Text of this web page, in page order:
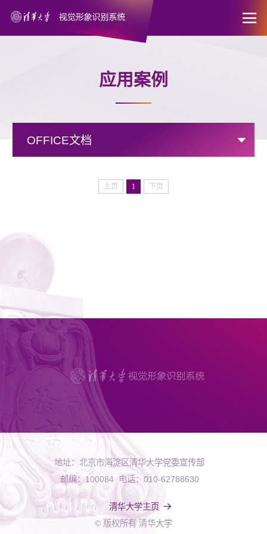

应用案例
OFFICE文档
上页 1 下页
地址：北京市海淀区清华大学党委宣传部
邮编：100084 电话：010-62788630
清华大学主页
© 版权所有 清华大学